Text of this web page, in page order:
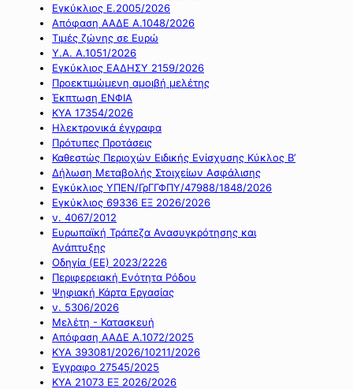
Εγκύκλιος Ε.2005/2026
Απόφαση ΑΑΔΕ Α.1048/2026
Τιμές ζώνης σε Ευρώ
Υ.Α. Α.1051/2026
Εγκύκλιος ΕΑΔΗΣΥ 2159/2026
Προεκτιμώμενη αμοιβή μελέτης
Έκπτωση ΕΝΦΙΑ
ΚΥΑ 17354/2026
Ηλεκτρονικά έγγραφα
Πρότυπες Προτάσεις
Καθεστώς Περιοχών Ειδικής Ενίσχυσης Κύκλος Β’
Δήλωση Μεταβολής Στοιχείων Ασφάλισης
Εγκύκλιος ΥΠΕΝ/ΓρΓΓΦΠΥ/47988/1848/2026
Εγκύκλιος 69336 ΕΞ 2026/2026
ν. 4067/2012
Ευρωπαϊκή Τράπεζα Ανασυγκρότησης και
Ανάπτυξης
Οδηγία (ΕΕ) 2023/2226
Περιφερειακή Ενότητα Ρόδου
Ψηφιακή Κάρτα Εργασίας
ν. 5306/2026
Μελέτη - Κατασκευή
Απόφαση ΑΑΔΕ Α.1072/2025
ΚΥΑ 393081/2026/10211/2026
Έγγραφο 27545/2025
ΚΥΑ 21073 ΕΞ 2026/2026